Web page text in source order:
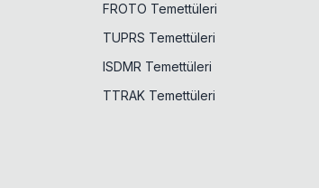
FROTO Temettüleri
TUPRS Temettüleri
ISDMR Temettüleri
TTRAK Temettüleri